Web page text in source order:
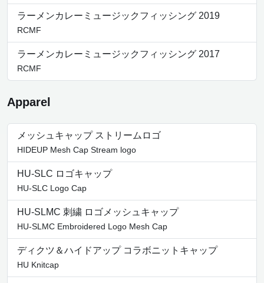
ラーメンカレーミュージックフィッシング 2019
RCMF
ラーメンカレーミュージックフィッシング 2017
RCMF
Apparel
メッシュキャップ ストリームロゴ
HIDEUP Mesh Cap Stream logo
HU-SLC ロゴキャップ
HU-SLC Logo Cap
HU-SLMC 刺繍 ロゴメッシュキャップ
HU-SLMC Embroidered Logo Mesh Cap
ディクツ＆ハイドアップ コラボニットキャップ
HU Knitcap